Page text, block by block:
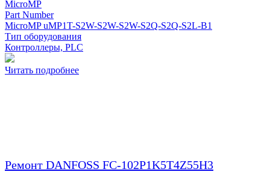
MicroMP
Part Number
MicroMP uMP1T-S2W-S2W-S2W-S2Q-S2Q-S2L-B1
Тип оборудования
Контроллеры, PLC
Читать подробнее
Ремонт DANFOSS FC-102P1K5T4Z55H3